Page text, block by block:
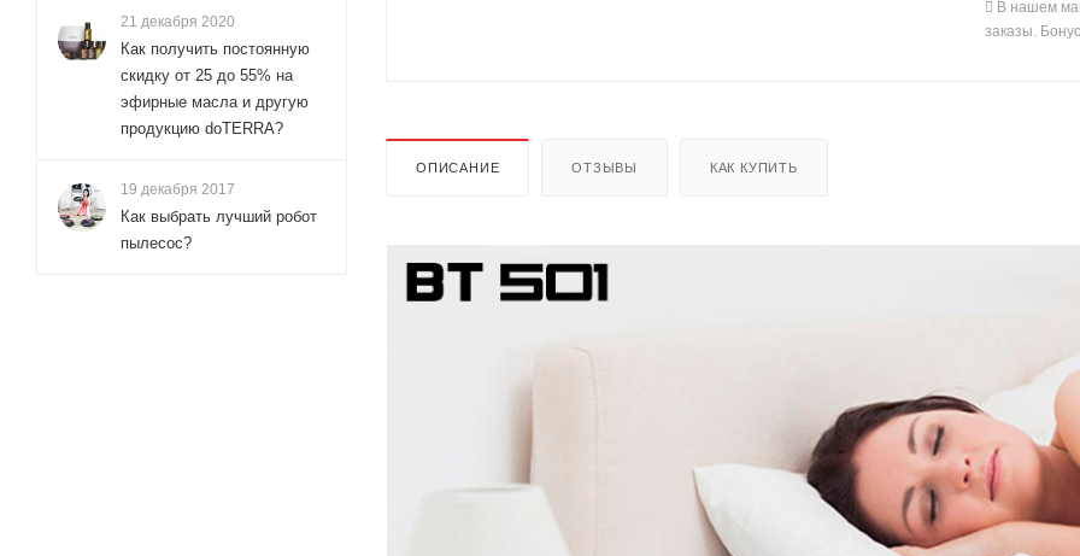
В нашем
заказы.
ОПИСАНИЕ ОТЗЫВЫ КАК КУПИТЬ
21 декабря 2020
Как получить постоянную
скидку от 25 до 55% на
эфирные масла и другую
продукцию doTERRA?
19 декабря 2017
Как выбрать лучший робот
пылесос?